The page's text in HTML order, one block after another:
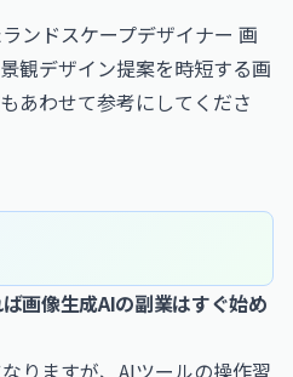
ランドスケープデザイナー 画
観デザイン提案を時短する画
もあわせて参考にしてくださ
画像生成AIの副業はすぐ始め
りますが、AIツールの操作習